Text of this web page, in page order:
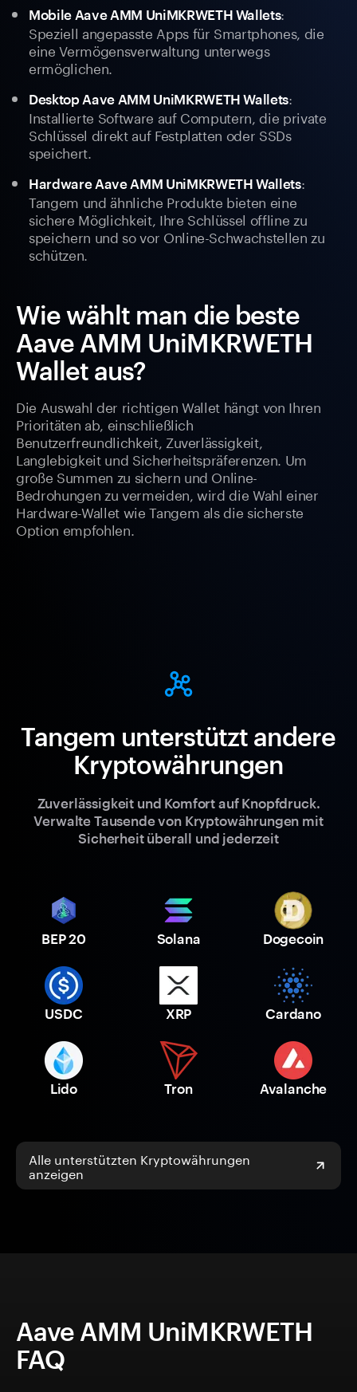
Mobile Aave AMM UniMKRWETH Wallets:
Speziell angepasste Apps für Smartphones, die
eine Vermögensverwaltung unterwegs
ermöglichen.
Desktop Aave AMM UniMKRWETH Wallets:
Installierte Software auf Computern, die private
Schlüssel direkt auf Festplatten oder SSDs
speichert.
Hardware Aave AMM UniMKRWETH Wallets:
Tangem und ähnliche Produkte bieten eine
sichere Möglichkeit, Ihre Schlüssel offline zu
speichern und so vor Online-Schwachstellen zu
schützen.
Wie wählt man die beste
Aave AMM UniMKRWETH
Wallet aus?
Die Auswahl der richtigen Wallet hängt von Ihren
Prioritäten ab, einschließlich
Benutzerfreundlichkeit, Zuverlässigkeit,
Langlebigkeit und Sicherheitspräferenzen. Um
große Summen zu sichern und Online-
Bedrohungen zu vermeiden, wird die Wahl einer
Hardware-Wallet wie Tangem als die sicherste
Option empfohlen.
Tangem unterstützt andere
Kryptowährungen
Zuverlässigkeit und Komfort auf Knopfdruck.
Verwalte Tausende von Kryptowährungen mit
Sicherheit überall und jederzeit
BEP 20 Solana Dogecoin
USDC XRP Cardano
Lido Tron Avalanche
Alle unterstützten Kryptowährungen
anzeigen
Aave AMM UniMKRWETH
FAQ